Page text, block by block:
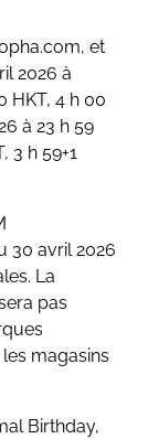
et
2026 à
HKT, 4 h 00
à 23 h 59
3 h 59+1
30 avril 2026
La
pas
magasins
Birthday,